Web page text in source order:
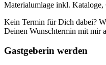
Materialumlage inkl.
Kein Termin für Dich dabei?
Deinen Wunschtermin mit mir
Gastgeberin werden